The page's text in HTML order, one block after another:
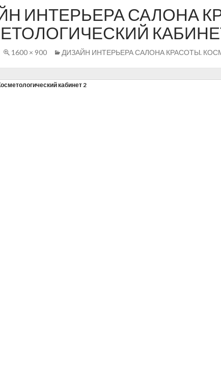
ИНТЕРЬЕРА САЛОНА
1600 × 900 ДИЗАЙН ИНТЕРЬЕРА САЛОНА КРАСОТЫ.